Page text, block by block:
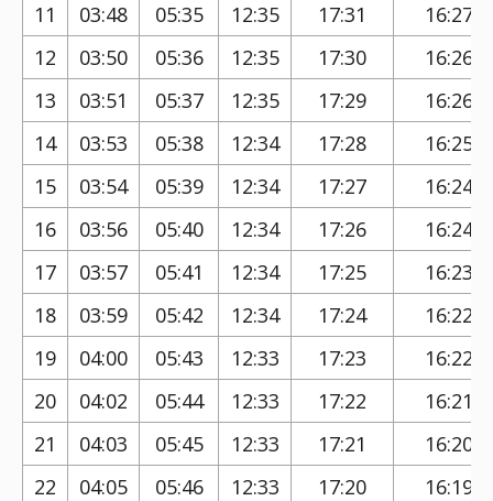
11
03:48 05:35 12:35 17:31
16:27
12
03:50 05:36 12:35 17:30
16:26
13
03:51 05:37 12:35 17:29
16:26
14
03:53 05:38 12:34 17:28
16:25
15
03:54 05:39 12:34 17:27
16:24
16
03:56 05:40 12:34 17:26
16:24
17
03:57 05:41 12:34 17:25
16:23
18
03:59 05:42 12:34 17:24
16:22
19
04:00 05:43 12:33 17:23
16:22
20
04:02 05:44 12:33 17:22
16:21
21
04:03 05:45 12:33 17:21
16:20
22
04:05 05:46 12:33 17:20
16:19